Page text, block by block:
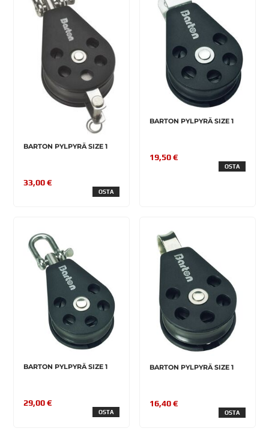
BARTON PYLPYRÄ SIZE 1
33,00 €
OSTA
BARTON PYLPYRÄ SIZE 1
19,50 €
OSTA
BARTON PYLPYRÄ SIZE 1
29,00 €
OSTA
BARTON PYLPYRÄ SIZE 1
16,40 €
OSTA